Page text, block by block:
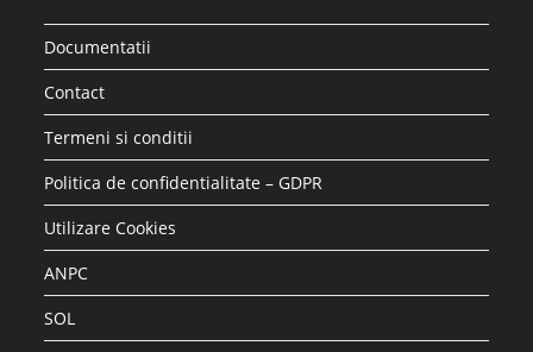
Documentatii
Contact
Termeni si conditii
Politica de confidentialitate – GDPR
Utilizare Cookies
ANPC
SOL